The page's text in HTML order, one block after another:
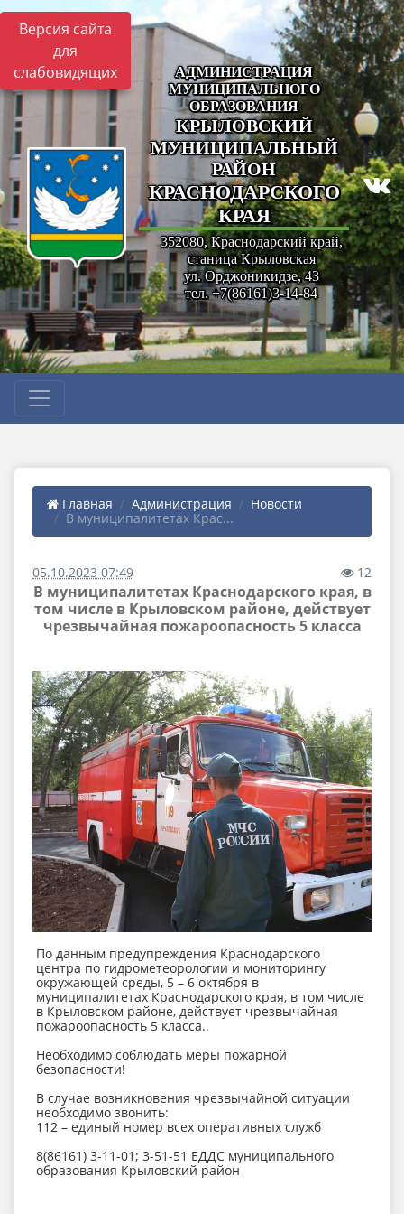
Версия сайта
для
слабовидящих
АДМИНИСТРАЦИЯ
МУНИЦИПАЛЬНОГО
ОБРАЗОВАНИЯ
КРЫЛОВСКИЙ
МУНИЦИПАЛЬНЫЙ
РАЙОН
КРАСНОДАРСКОГО
КРАЯ
352080, Краснодарский край,
станица Крыловская
ул. Орджоникидзе, 43
тел. +7(86161)3-14-84
Главная Администрация
Новости
В муниципалитетах Крас...
05.10.2023 07:49 12
В муниципалитетах Краснодарского края, в
том числе в Крыловском районе, действует
чрезвычайная пожароопасность 5 класса
По данным предупреждения Краснодарского
центра по гидрометеорологии и мониторингу
окружающей среды, 5 – 6 октября в
муниципалитетах Краснодарского края, в том числе
в Крыловском районе, действует чрезвычайная
пожароопасность 5 класса..
Необходимо соблюдать меры пожарной
безопасности!
В случае возникновения чрезвычайной ситуации
необходимо звонить:
112 – единый номер всех оперативных служб
8(86161) 3-11-01; 3-51-51 ЕДДС муниципального
образования Крыловский район